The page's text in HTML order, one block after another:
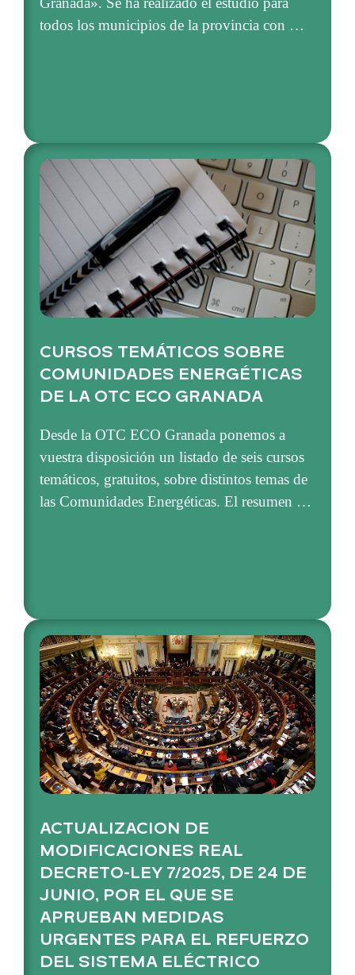
todos los municipios de la provincia con …
CURSOS TEMÁTICOS SOBRE
COMUNIDADES ENERGÉTICAS
DE LA OTC ECO GRANADA
Desde la OTC ECO Granada ponemos a
vuestra disposición un listado de seis cursos
temáticos, gratuitos, sobre distintos temas de
las Comunidades Energéticas. El resumen …
ACTUALIZACION DE
MODIFICACIONES REAL
DECRETO-LEY 7/2025, DE 24 DE
JUNIO, POR EL QUE SE
APRUEBAN MEDIDAS
URGENTES PARA EL REFUERZO
DEL SISTEMA ELÉCTRICO